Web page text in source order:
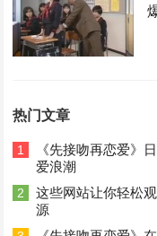
热门文章
1
《先接吻再恋爱》
爱浪潮
2
这些网站让你轻松
源